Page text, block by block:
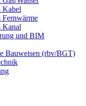
Kabel
Fernwärme
Kanal
und BIM
Bauweisen (rbv/BGT)